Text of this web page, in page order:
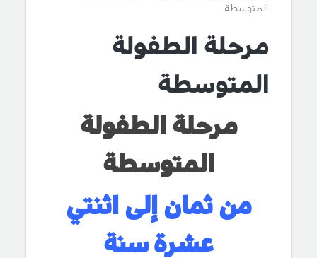
المتوسطة
مرحلة الطفولة
المتوسطة
مرحلة الطفولة
المتوسطة
من ثمان إلى اثنتي
عشرة سنة